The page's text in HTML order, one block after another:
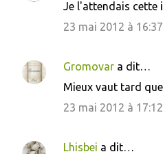
Je l'attendais cette
23 mai 2012 à 16:37
Gromovar a dit…
Mieux vaut tard
23 mai 2012 à 17:12
Lhisbei a dit…